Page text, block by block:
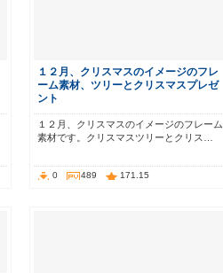
１２月、クリスマスのイメージのフレ
ーム素材、ツリーとクリスマスプレゼ
ント
１２月、クリスマスのイメージのフレーム
素材です。クリスマスツリーとクリス…
0 489 171.15